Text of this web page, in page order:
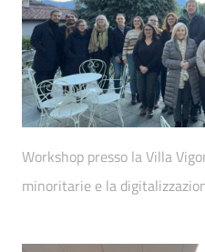
Workshop presso la Villa
minoritarie e la